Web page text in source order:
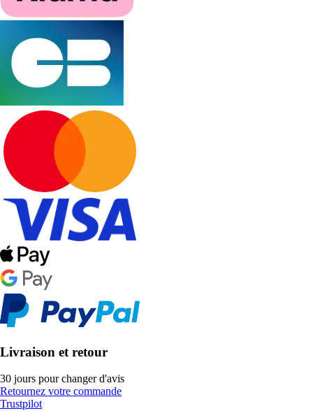
Livraison et retour
30 jours pour changer d'avis
Retournez votre commande
Trustpilot